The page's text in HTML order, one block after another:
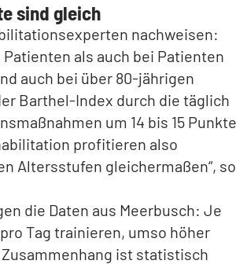
sind gleich
nachweisen:
als auch bei Patienten
auch bei über 80-jährigen
Barthel-Index durch die täglich
um 14 bis 15
profitieren also
Altersstufen gleichermaßen“, so
die Daten aus Meerbusch: Je
Tag trainieren, umso höher
ist statistisch